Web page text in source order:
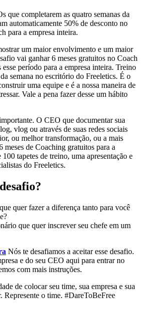
que completarem as quatro semanas da
automaticamente 50% de desconto no
para a empresa inteira.
um maior envolvimento e um maior
vai ganhar 6 meses gratuitos no Coach
período para a empresa inteira. Treino
semana no escritório do Freeletics. É o
uma equipe e é a nossa maneira de
Vale a pena fazer desse um hábito
O CEO que documentar sua
vlog ou através de suas redes sociais
ou melhor transformação, ou a mais
meses de Coaching gratuitos para a
tapetes de treino, uma apresentação e
do Freeletics.
quer fazer a diferença tanto para você
que quer inscrever seu chefe em um
Nós te desafiamos a aceitar esse desafio.
e do seu CEO aqui para entrar no
com mais instruções.
de colocar seu time, sua empresa e sua
Represente o time. #DareToBeFree